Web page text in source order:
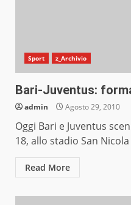
Sport z_Archivio
Bari-Juventus:
admin Agosto 29, 2010
Oggi Bari e Juventus
18, allo stadio San
Read More